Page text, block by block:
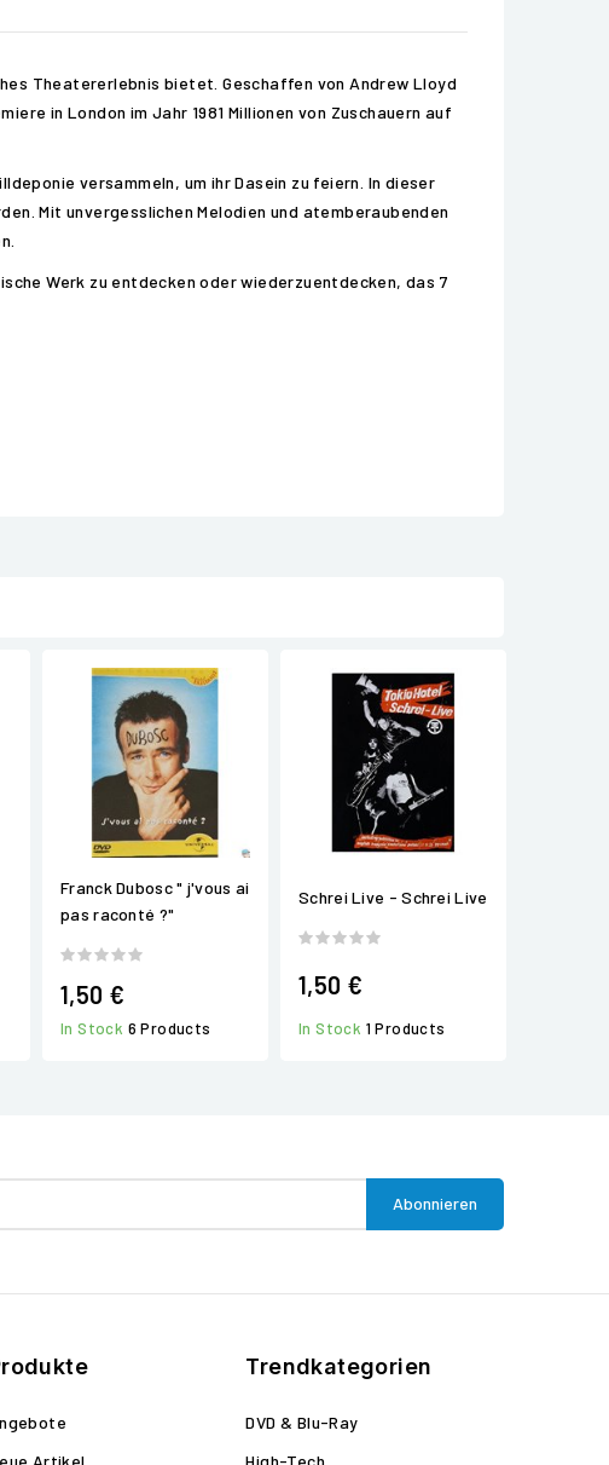
Theatererlebnis bietet. Geschaffen von Andrew Lloyd
in London im Jahr 1981 Millionen von Zuschauern auf
versammeln, um ihr Dasein zu feiern. In dieser
Mit unvergesslichen Melodien und atemberaubenden
Werk zu entdecken oder wiederzuentdecken, das 7
Franck Dubosc " j'vous ai
pas raconté ?"
1,50 €
In Stock 6 Products
Schrei Live - Schrei Live
1,50 €
In Stock 1 Products
Artikel
Trendkategorien
DVD & Blu-Ray
High-Tech